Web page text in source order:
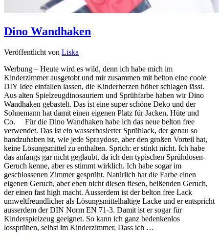
Dino Wandhaken
Veröffentlicht von Liska
Werbung – Heute wird es wild, denn ich habe mich im
Kinderzimmer ausgetobt und mir zusammen mit belton eine coole
DIY Idee einfallen lassen, die Kinderherzen höher schlagen lässt.
Aus alten Spielzeugdinosauriern und Sprühfarbe haben wir Dino
Wandhaken gebastelt. Das ist eine super schöne Deko und der
Sohnemann hat damit einen eigenen Platz für Jacken, Hüte und
Co. Für die Dino Wandhaken habe ich das neue belton free
verwendet. Das ist ein wasserbasierter Sprühlack, der genau so
handzuhaben ist, wie jede Spraydose, aber den großen Vorteil hat,
keine Lösungsmittel zu enthalten. Sprich: er stinkt nicht. Ich habe
das anfangs gar nicht geglaubt, da ich den typischen Sprühdosen-
Geruch kenne, aber es stimmt wirklich. Ich habe sogar im
geschlossenen Zimmer gesprüht. Natürlich hat die Farbe einen
eigenen Geruch, aber eben nicht diesen fiesen, beißenden Geruch,
der einen fast high macht. Ausserdem ist der belton free Lack
umweltfreundlicher als Lösungsmittelhaltige Lacke und er entspricht
ausserdem der DIN Norm EN 71-3. Damit ist er sogar für
Kinderspielzeug geeignet. So kann ich ganz bedenkenlos
lossprühen, selbst im Kinderzimmer. Dass ich …